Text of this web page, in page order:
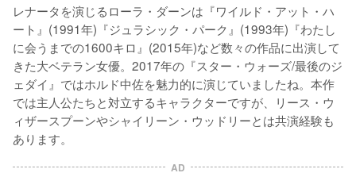
レナータを演じるローラ・ダーンは『ワイルド・アット・ハ
ート』(1991年)『ジュラシック・パーク』(1993年)『わたし
に会うまでの1600キロ』(2015年)など数々の作品に出演して
きた大ベテラン女優。2017年の『スター・ウォーズ/最後のジ
ェダイ』ではホルド中佐を魅力的に演じていましたね。本作
では主人公たちと対立するキャラクターですが、リース・ウ
ィザースプーンやシャイリーン・ウッドリーとは共演経験も
あります。
AD